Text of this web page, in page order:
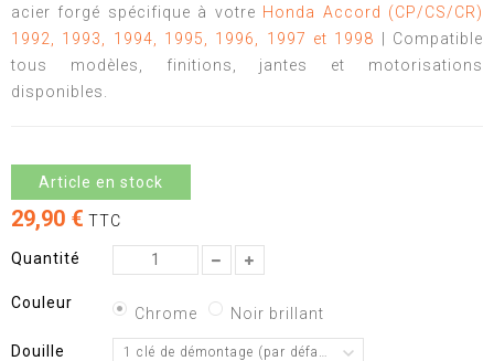
acier forgé spécifique à votre Honda Accord (CP/CS/CR)
1992, 1993, 1994, 1995, 1996, 1997 et 1998 | Compatible
tous modèles, finitions, jantes et motorisations
disponibles.
Article en stock
29,90 € TTC
Quantité
Couleur
Chrome Noir brillant
Douille 1 clé de démontage (par défaut)